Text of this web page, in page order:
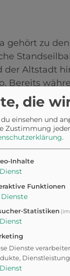
gehört zu
der Altstadt
Bereits
den
sich den
der
weiter in
angeleint
in der
die
einsehen und
Zustimmung
.
Inhalte
Dienst
Funktionen
Dienste
Statistiken
Dienst
Dienste
Dienst